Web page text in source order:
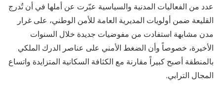
عدد من الفعاليات المدنية والسياسية عبّرت عن أملها في أن تُدرج
القليعة ضمن أولويات المديرية العامة للأمن الوطني، على غرار
مدن مشابهة استفادت من مفوضيات جديدة خلال السنوات
الأخيرة، خصوصاً وأن الضغط الأمني على عناصر الدرك الملكي
بالمنطقة أصبح كبيراً مقارنة مع الكثافة السكانية المتزايدة واتساع
المجال الترابي.